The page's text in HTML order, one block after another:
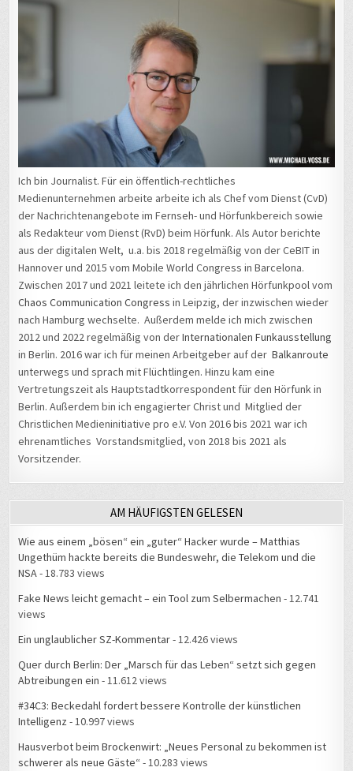
Ich bin Journalist. Für ein öffentlich-rechtliches
Medienunternehmen arbeite arbeite ich als Chef vom Dienst (CvD)
der Nachrichtenangebote im Fernseh- und Hörfunkbereich sowie
als Redakteur vom Dienst (RvD) beim Hörfunk. Als Autor berichte
aus der digitalen Welt, u.a. bis 2018 regelmäßig von der CeBIT in
Hannover und 2015 vom Mobile World Congress in Barcelona.
Zwischen 2017 und 2021 leitete ich den jährlichen Hörfunkpool vom
Chaos Communication Congress in Leipzig, der inzwischen wieder
nach Hamburg wechselte. Außerdem melde ich mich zwischen
2012 und 2022 regelmäßig von derInternationalen Funkausstellung
in Berlin. 2016 war ich für meinen Arbeitgeber auf derBalkanroute
unterwegs und sprach mit Flüchtlingen. Hinzu kam eine
Vertretungszeit als Hauptstadtkorrespondent für den Hörfunk in
Berlin. Außerdem bin ich engagierter Christ und Mitglied der
Christlichen Medieninitiative pro e.V. Von 2016 bis 2021 war ich
ehrenamtliches Vorstandsmitglied, von 2018 bis 2021 als
Vorsitzender.
AM HÄUFIGSTEN GELESEN
Wie aus einem „bösen“ ein „guter“ Hacker wurde – Matthias
Ungethüm hackte bereits die Bundeswehr, die Telekom und die
NSA- 18.783 views
Fake News leicht gemacht – ein Tool zum Selbermachen - 12.741
views
Ein unglaublicher SZ-Kommentar- 12.426 views
Quer durch Berlin: Der „Marsch für das Leben“ setzt sich gegen
Abtreibungen ein - 11.612 views
#34C3: Beckedahl fordert bessere Kontrolle der künstlichen
Intelligenz - 10.997 views
Hausverbot beim Brockenwirt: „Neues Personal zu bekommen ist
schwerer als neue Gäste“ - 10.283 views